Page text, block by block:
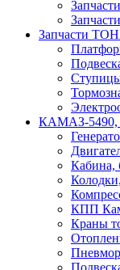
Запчасти
КАМАЗ-5490,
Кабина,
КПП
Краны